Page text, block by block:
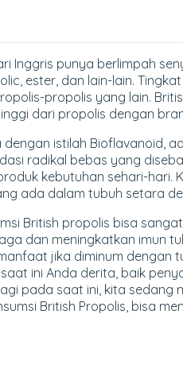
Inggris punya berlimpah
ester, dan lain-lain.
propolis yang lain.
dari propolis dengan
istilah Bioflavanoid,
radikal bebas yang
kebutuhan sehari-hari.
ada dalam tubuh setara
British propolis bisa
dan meningkatkan imun
jika diminum dengan
ini Anda derita, baik
pada saat ini, kita sedang
British Propolis, bisa